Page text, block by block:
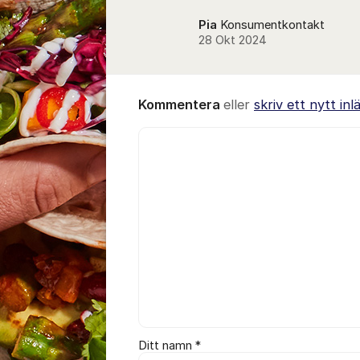
Pia Konsumentkontakt
28 Okt 2024
Kommentera eller skriv ett nytt
Ditt namn *